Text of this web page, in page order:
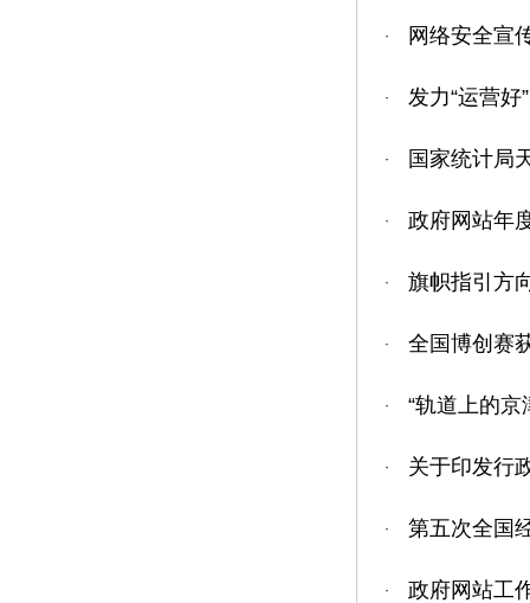
· 网络安全宣
· 发力“运营好
· 国家统计局
· 政府网站年
· 旗帜指引方
· 全国博创赛
· “轨道上的京
· 关于印发行
· 第五次全国
· 政府网站工